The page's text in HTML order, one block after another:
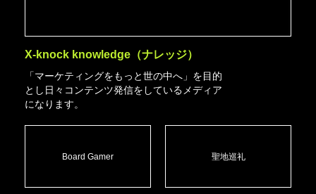
X-knock knowledge（ナレッジ）
「マーケティングをもっと世の中へ」を目的
とし日々コンテンツ発信をしているメディア
になります。
Board Gamer 聖地巡礼